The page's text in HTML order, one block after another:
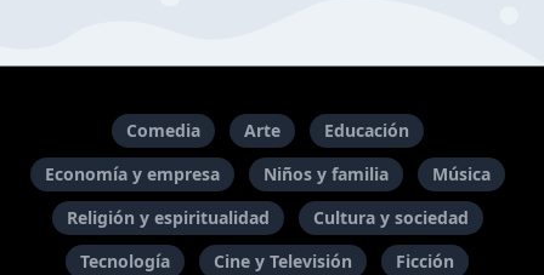
Comedia Arte
Educación
Economía y empresa
Niños y familia
Música
Religión y espiritualidad
Cultura y sociedad
Tecnología
Cine y Televisión
Ficción